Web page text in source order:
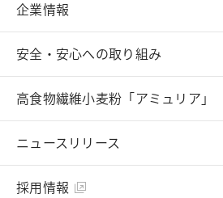
企業情報
安全・安心への取り組み
高食物繊維小麦粉「アミュリア」
ニュースリリース
採用情報